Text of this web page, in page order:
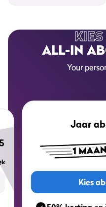
ALL-IN
Your
Jaar
Kies